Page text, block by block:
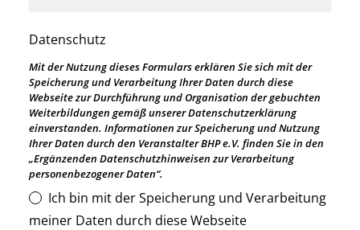
Datenschutz
Mit der Nutzung dieses Formulars erklären Sie sich mit der
Speicherung und Verarbeitung Ihrer Daten durch diese
Webseite zur Durchführung und Organisation der gebuchten
Weiterbildungen gemäß unserer Datenschutzerklärung
einverstanden. Informationen zur Speicherung und Nutzung
Ihrer Daten durch den Veranstalter BHP e.V. finden Sie in den
„Ergänzenden Datenschutzhinweisen zur Verarbeitung
personenbezogener Daten“.
Ich bin mit der Speicherung und Verarbeitung
meiner Daten durch diese Webseite